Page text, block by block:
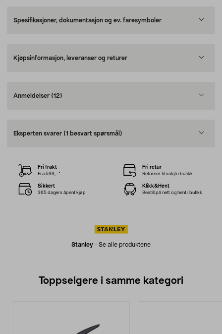
Spesifikasjoner, dokumentasjon og ev. faresymboler
Kjøpsinformasjon, leveranser og returer
Anmeldelser (12)
Eksperten svarer (1 besvart spørsmål)
Stanley - Se alle produktene
Fri frakt
Fra 599,–*
Fri retur
Returner til valgfri butikk
Sikkert
365 dagers åpent kjøp
Klikk&Hent
Bestill på nett og hent i butikk
Toppselgere i samme kategori